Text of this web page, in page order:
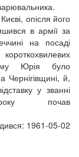
опісля його
в армії за
на посаді
Юрія було
Чернігівщині, й,
у званні
почав
1961-05-02